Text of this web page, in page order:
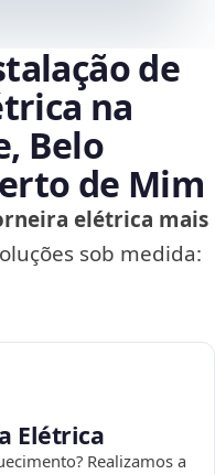
de
na
Belo
de Mim
elétrica mais
sob medida:
Elétrica
Realizamos a